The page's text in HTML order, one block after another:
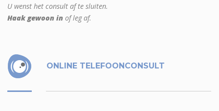
U wenst het consult af te sluiten.
Haak gewoon in of leg af.
ONLINE TELEFOONCONSULT